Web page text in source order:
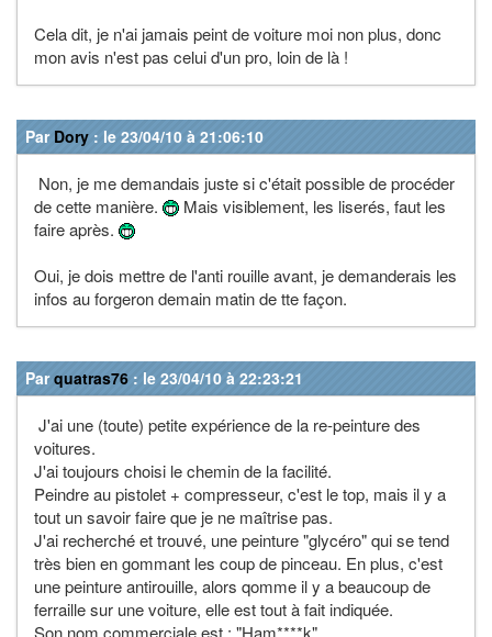
Cela dit, je n'ai jamais peint de voiture moi non plus, donc
mon avis n'est pas celui d'un pro, loin de là !
Par Dory : le 23/04/10 à 21:06:10
Non, je me demandais juste si c'était possible de procéder
de cette manière.
Mais visiblement, les liserés, faut les
faire après.
Oui, je dois mettre de l'anti rouille avant, je demanderais les
infos au forgeron demain matin de tte façon.
Parquatras76 : le 23/04/10 à 22:23:21
J'ai une (toute) petite expérience de la re-peinture des
voitures.
J'ai toujours choisi le chemin de la facilité.
Peindre au pistolet + compresseur, c'est le top, mais il y a
tout un savoir faire que je ne maîtrise pas.
J'ai recherché et trouvé, une peinture "glycéro" qui se tend
très bien en gommant les coup de pinceau. En plus, c'est
une peinture antirouille, alors qomme il y a beaucoup de
ferraille sur une voiture, elle est tout à fait indiquée.
Son nom commerciale est : "Ham****k".